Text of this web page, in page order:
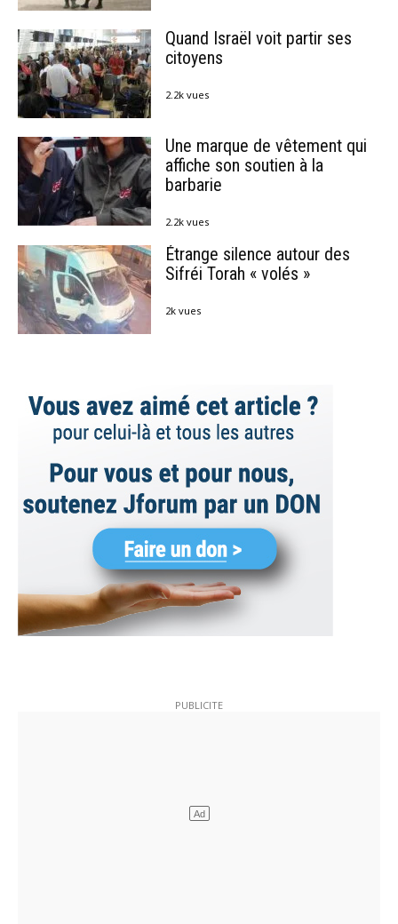
Quand Israël voit partir ses
citoyens
2.2k vues
Une marque de vêtement qui
affiche son soutien à la
barbarie
2.2k vues
Étrange silence autour des
Sifréi Torah « volés »
2k vues